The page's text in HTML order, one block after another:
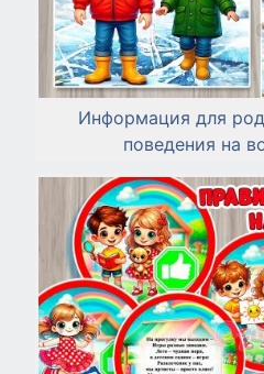
Информация для
поведения на